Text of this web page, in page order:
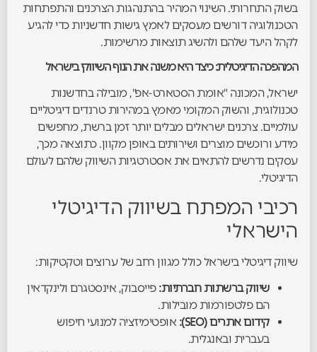
בשוק התחרותי. השינוי המהיר בהתנהגות הצרכנים והתפתחות
הטכנולוגיה דורשים מעסקים לאמץ גישות חדשניות כדי להגיע
לקהל היעד שלהם ולהשיג תוצאות מרשימות.
המהפכה הדיגיטלית: כיצד היא משנה את הנוף השיווקי בישראל
ישראל, המכונה "אומת הסטארט-אפ", מובילה בחדשנות
טכנולוגית, והשוק המקומי מאמץ במהירות טרנדים דיגיטליים
עולמיים. צרכנים ישראלים מבלים יותר זמן ברשת, מחפשים
מידע ורוכשים מוצרים ושירותים באופן מקוון. כתוצאה מכך,
עסקים נדרשים להתאים את אסטרטגיות השיווק שלהם לעולם
הדיגיטלי.
רכיבי המפתח בשיווק הדיגיטלי
הישראלי
שיווק דיגיטלי בישראל כולל מגוון רחב של ערוצים וטקטיקות:
שיווק ברשתות חברתיות: פייסבוק, אינסטגרם ולינקדאין
הם פלטפורמות מובילות.
קידום אתרים (SEO):
אופטימיזציה למנועי חיפוש
בעברית ובאנגלית.